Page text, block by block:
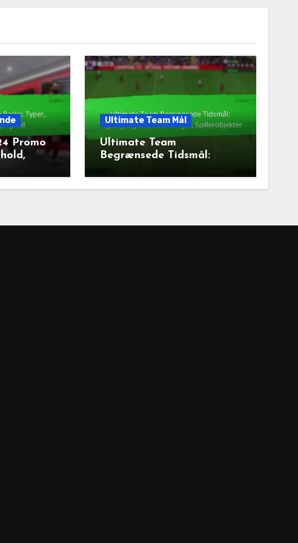
Promo
Ultimate Team Mål
Ultimate Team
Begrænsede Tidsmål:
Belønninger,